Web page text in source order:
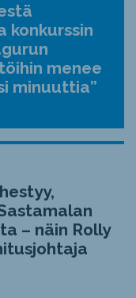
konkurssin
menee
minuuttia”
– näin Rolly